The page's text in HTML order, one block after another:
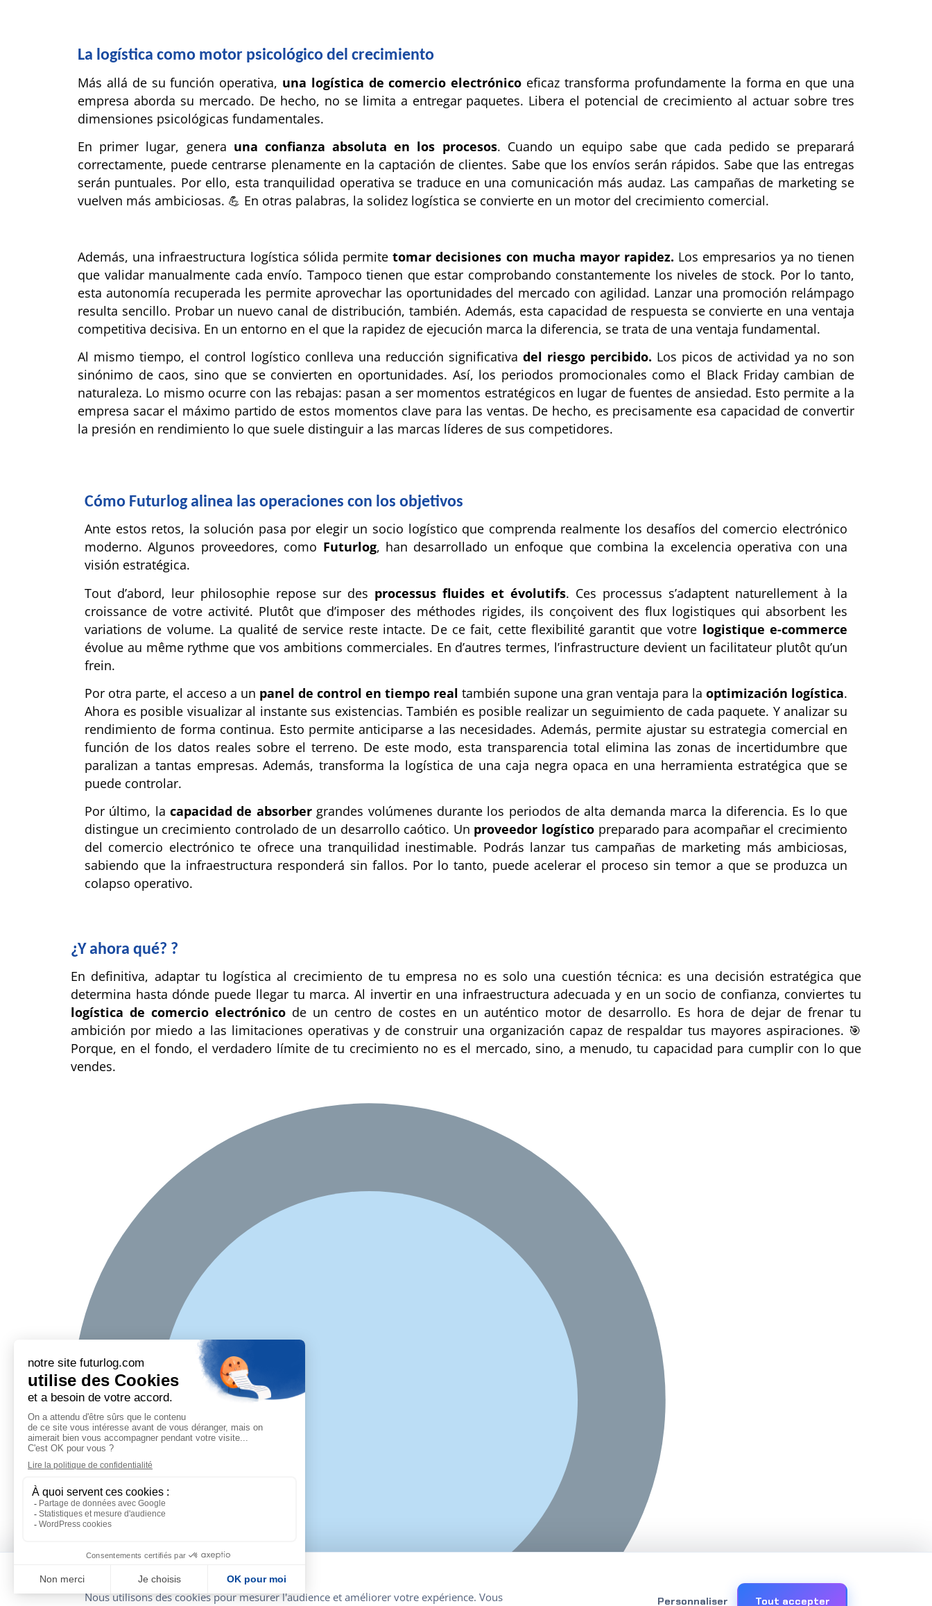
On respecte votre vie privée
Nous utilisons des cookies pour mesurer l'audience et améliorer votre expérience. Vous
Personnaliser Tout accepter
La logística como motor psicológico del crecimiento
Más allá de su función operativa, una logística de comercio electrónico eficaz transforma profundamente la forma en que una
empresa aborda su mercado. De hecho, no se limita a entregar paquetes. Libera el potencial de crecimiento al actuar sobre tres
dimensiones psicológicas fundamentales.
En primer lugar, genera una confianza absoluta en los procesos. Cuando un equipo sabe que cada pedido se preparará
correctamente, puede centrarse plenamente en la captación de clientes. Sabe que los envíos serán rápidos. Sabe que las entregas
serán puntuales. Por ello, esta tranquilidad operativa se traduce en una comunicación más audaz. Las campañas de marketing se
vuelven más ambiciosas. 💪 En otras palabras, la solidez logística se convierte en un motor del crecimiento comercial.
Además, una infraestructura logística sólida permitetomar decisiones con mucha mayor rapidez. Los empresarios ya no tienen
que validar manualmente cada envío. Tampoco tienen que estar comprobando constantemente los niveles de stock. Por lo tanto,
esta autonomía recuperada les permite aprovechar las oportunidades del mercado con agilidad. Lanzar una promoción relámpago
resulta sencillo. Probar un nuevo canal de distribución, también. Además, esta capacidad de respuesta se convierte en una ventaja
competitiva decisiva. En un entorno en el que la rapidez de ejecución marca la diferencia, se trata de una ventaja fundamental.
Al mismo tiempo, el control logístico conlleva una reducción significativa del riesgo percibido. Los picos de actividad ya no son
sinónimo de caos, sino que se convierten en oportunidades. Así, los periodos promocionales como el Black Friday cambian de
naturaleza. Lo mismo ocurre con las rebajas: pasan a ser momentos estratégicos en lugar de fuentes de ansiedad. Esto permite a la
empresa sacar el máximo partido de estos momentos clave para las ventas. De hecho, es precisamente esa capacidad de convertir
la presión en rendimiento lo que suele distinguir a las marcas líderes de sus competidores.
Cómo Futurlog alinea las operaciones con los objetivos
Ante estos retos, la solución pasa por elegir un socio logístico que comprenda realmente los desafíos del comercio electrónico
moderno. Algunos proveedores, como Futurlog, han desarrollado un enfoque que combina la excelencia operativa con una
visión estratégica.
Tout d’abord, leur philosophie repose sur des processus fluides et évolutifs. Ces processus s’adaptent naturellement à la
croissance de votre activité. Plutôt que d’imposer des méthodes rigides, ils conçoivent des flux logistiques qui absorbent les
variations de volume. La qualité de service reste intacte. De ce fait, cette flexibilité garantit que votre logistique e-commerce
évolue au même rythme que vos ambitions commerciales. En d’autres termes, l’infrastructure devient un facilitateur plutôt qu’un
frein.
Por otra parte, el acceso a un panel de control en tiempo real también supone una gran ventaja para la optimización logística.
Ahora es posible visualizar al instante sus existencias. También es posible realizar un seguimiento de cada paquete. Y analizar su
rendimiento de forma continua. Esto permite anticiparse a las necesidades. Además, permite ajustar su estrategia comercial en
función de los datos reales sobre el terreno. De este modo, esta transparencia total elimina las zonas de incertidumbre que
paralizan a tantas empresas. Además, transforma la logística de una caja negra opaca en una herramienta estratégica que se
puede controlar.
Por último, lacapacidad de absorbergrandes volúmenes durante los periodos de alta demanda marca la diferencia. Es lo que
distingue un crecimiento controlado de un desarrollo caótico. Un proveedor logístico preparado para acompañar el crecimiento
del comercio electrónico te ofrece una tranquilidad inestimable. Podrás lanzar tus campañas de marketing más ambiciosas,
sabiendo que la infraestructura responderá sin fallos. Por lo tanto, puede acelerar el proceso sin temor a que se produzca un
colapso operativo.
¿Y ahora qué? ?
En definitiva, adaptar tu logística al crecimiento de tu empresa no es solo una cuestión técnica: es una decisión estratégica que
determina hasta dónde puede llegar tu marca. Al invertir en una infraestructura adecuada y en un socio de confianza, conviertes tu
logística de comercio electrónicode un centro de costes en un auténtico motor de desarrollo. Es hora de dejar de frenar tu
ambición por miedo a las limitaciones operativas y de construir una organización capaz de respaldar tus mayores aspiraciones. 🎯
Porque, en el fondo, el verdadero límite de tu crecimiento no es el mercado, sino, a menudo, tu capacidad para cumplir con lo que
vendes.